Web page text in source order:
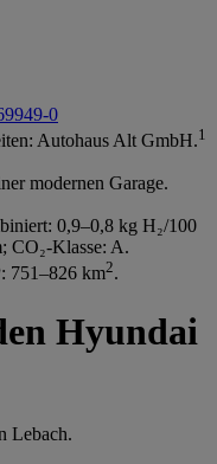
0
Autohaus Alt GmbH.1
0,9–0,8 kg H₂/100
CO₂-Klasse: A.
751–826 km2.
Hyundai
Lebach.